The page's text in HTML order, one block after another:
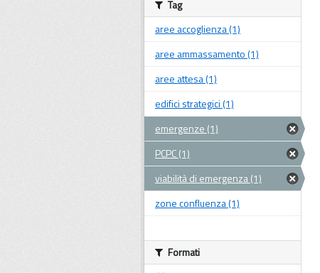
Tag
aree accoglienza (1)
aree ammassamento (1)
aree attesa (1)
edifici strategici (1)
emergenze (1)
PCPC (1)
viabilità di emergenza (1)
zone confluenza (1)
Formati